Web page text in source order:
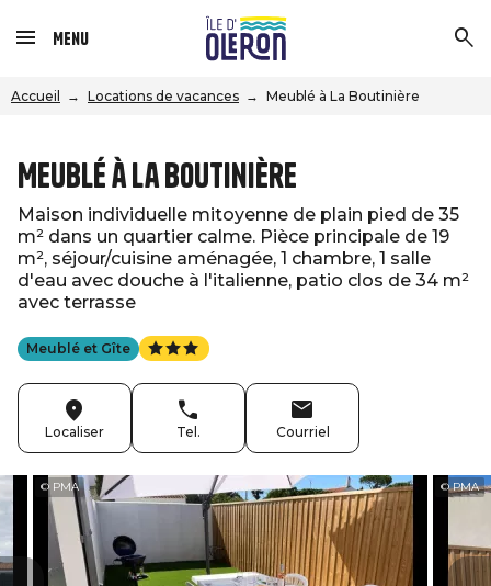
Menu
Accueil Locations de vacances Meublé à La Boutinière
Meublé à La Boutinière
Maison individuelle mitoyenne de plain pied de 35
m² dans un quartier calme. Pièce principale de 19
m², séjour/cuisine aménagée, 1 chambre, 1 salle
d'eau avec douche à l'italienne, patio clos de 34 m²
avec terrasse
Meublé et Gîte
Localiser Tel. Courriel
© PMA © PMA